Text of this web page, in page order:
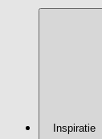
Inspiratie